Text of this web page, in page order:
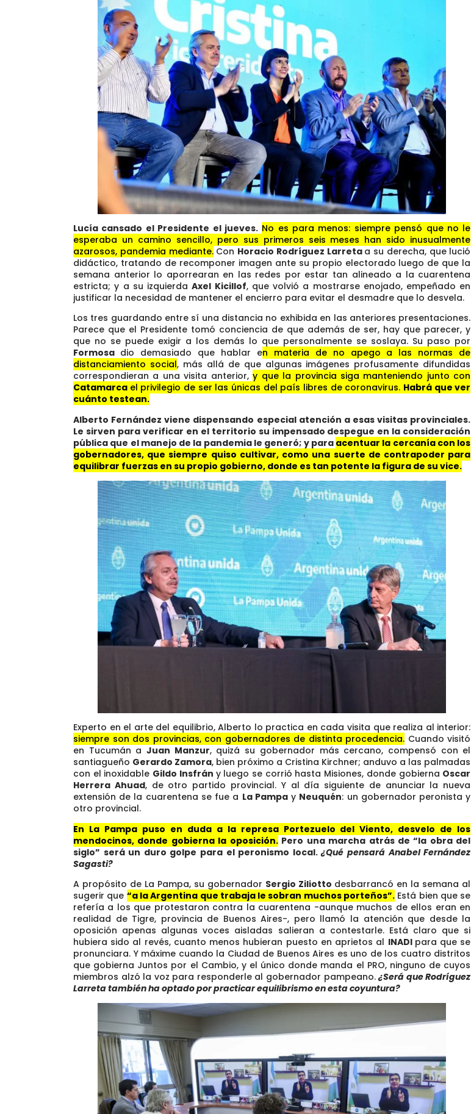
Lucía cansado el Presidente el jueves. No es para menos: siempre pensó que no le
esperaba un camino sencillo, pero sus primeros seis meses han sido inusualmente
azarosos, pandemia mediante.Con Horacio Rodríguez Larreta a su derecha, que lució
didáctico, tratando de recomponer imagen ante su propio electorado luego de que la
semana anterior lo aporrearan en las redes por estar tan alineado a la cuarentena
estricta; y a su izquierdaAxel Kicillof, que volvió a mostrarse enojado, empeñado en
justificar la necesidad de mantener el encierro para evitar el desmadre que lo desvela.
Los tres guardando entre sí una distancia no exhibida en las anteriores presentaciones.
Parece que el Presidente tomó conciencia de que además de ser, hay que parecer, y
que no se puede exigir a los demás lo que personalmente se soslaya. Su paso por
Formosa dio demasiado que hablar en materia de no apego a las normas de
distanciamiento social, más allá de que algunas imágenes profusamente difundidas
correspondieran a una visita anterior,y que la provincia siga manteniendo junto con
Catamarca el privilegio de ser las únicas del país libres de coronavirus. Habrá que ver
cuánto testean.
Alberto Fernández viene dispensando especial atención a esas visitas provinciales.
Le sirven para verificar en el territorio su impensado despegue en la consideración
pública que el manejo de la pandemia le generó; y para acentuar la cercanía con los
gobernadores, que siempre quiso cultivar, como una suerte de contrapoder para
equilibrar fuerzas en su propio gobierno, donde es tan potente la figura de su vice.
Experto en el arte del equilibrio, Alberto lo practica en cada visita que realiza al interior:
siempre son dos provincias, con gobernadores de distinta procedencia. Cuando visitó
en Tucumán aJuan Manzur, quizá su gobernador más cercano, compensó con el
santiagueño Gerardo Zamora, bien próximo a Cristina Kirchner; anduvo a las palmadas
con el inoxidable Gildo Insfrán y luego se corrió hasta Misiones, donde gobierna Oscar
Herrera Ahuad, de otro partido provincial. Y al día siguiente de anunciar la nueva
extensión de la cuarentena se fue a La Pampay Neuquén: un gobernador peronista y
otro provincial.
En La Pampa puso en duda a la represa Portezuelo del Viento, desvelo de los
mendocinos, donde gobierna la oposición.Pero una marcha atrás de “la obra del
siglo” será un duro golpe para el peronismo local.¿Qué pensará Anabel Fernández
Sagasti?
A propósito de La Pampa, su gobernador Sergio Ziliotto desbarrancó en la semana al
sugerir que “a la Argentina que trabaja le sobran muchos porteños”. Está bien que se
refería a los que protestaron contra la cuarentena -aunque muchos de ellos eran en
realidad de Tigre, provincia de Buenos Aires-, pero llamó la atención que desde la
oposición apenas algunas voces aisladas salieran a contestarle. Está claro que si
hubiera sido al revés, cuanto menos hubieran puesto en aprietos al INADI para que se
pronunciara. Y máxime cuando la Ciudad de Buenos Aires es uno de los cuatro distritos
que gobierna Juntos por el Cambio, y el único donde manda el PRO, ninguno de cuyos
miembros alzó la voz para responderle al gobernador pampeano.¿Será que Rodríguez
Larreta también ha optado por practicar equilibrismo en esta coyuntura?